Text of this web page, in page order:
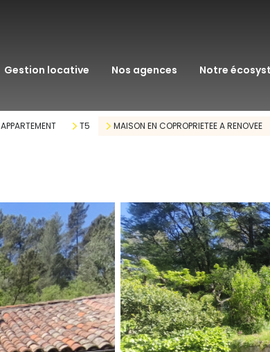
gestion locative nos agences notre
courtage en
APPARTEMENT T5 MAISON EN COPROPRIETEE A RENOVEE